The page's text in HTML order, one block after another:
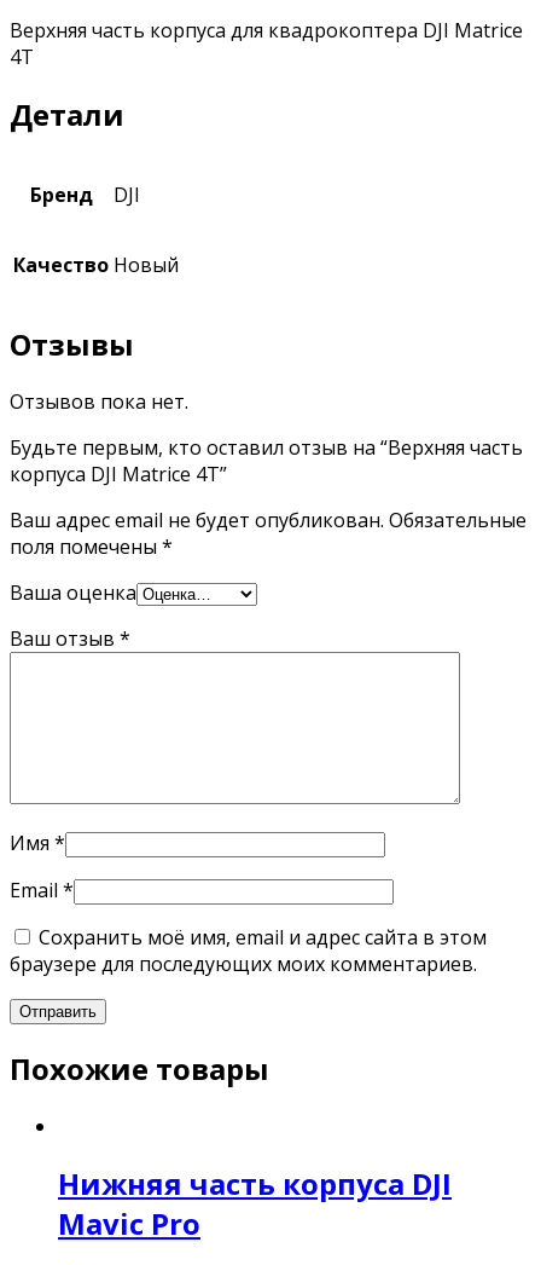
Верхняя часть корпуса для квадрокоптера DJI Matrice
4T
Детали
Бренд DJI
Качество Новый
Отзывы
Отзывов пока нет.
Будьте первым, кто оставил отзыв на “Верхняя часть
корпуса DJI Matrice 4T”
Ваш адрес email не будет опубликован. Обязательные
поля помечены *
Ваша оценка
Ваш отзыв *
Имя *
Email *
Сохранить моё имя, email и адрес сайта в этом
браузере для последующих моих комментариев.
Похожие товары
Нижняя часть корпуса DJI
Mavic Pro